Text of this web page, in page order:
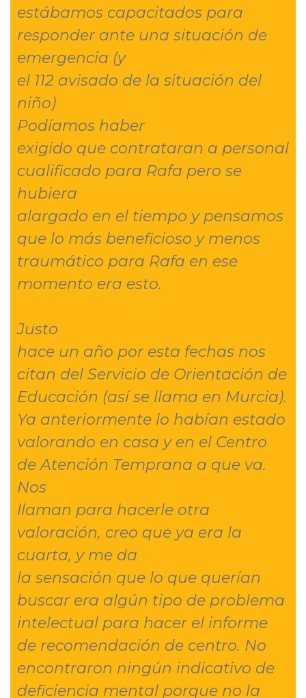
estábamos capacitados para
responder ante una situación de
emergencia (y
el 112 avisado de la situación del
niño)
Podíamos haber
exigido que contrataran a personal
cualificado para Rafa pero se
hubiera
alargado en el tiempo y pensamos
que lo más beneficioso y menos
traumático para Rafa en ese
momento era esto.
Justo
hace un año por esta fechas nos
citan del Servicio de Orientación de
Educación (así se llama en Murcia).
Ya anteriormente lo habían estado
valorando en casa y en el Centro
de Atención Temprana a que va.
Nos
llaman para hacerle otra
valoración, creo que ya era la
cuarta, y me da
la sensación que lo que querían
buscar era algún tipo de problema
intelectual para hacer el informe
de recomendación de centro. No
encontraron ningún indicativo de
deficiencia mental porque no la